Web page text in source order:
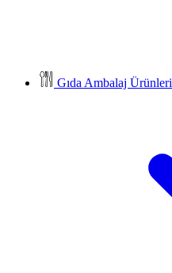
Gıda Ambalaj Ürünleri